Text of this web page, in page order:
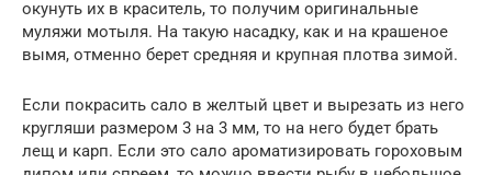
окунуть их в краситель, то получим оригинальные
муляжи мотыля. На такую насадку, как и на крашеное
вымя, отменно берет средняя и крупная плотва зимой.
Если покрасить сало в желтый цвет и вырезать из него
кругляши размером 3 на 3 мм, то на него будет брать
лещ и карп. Если это сало ароматизировать гороховым